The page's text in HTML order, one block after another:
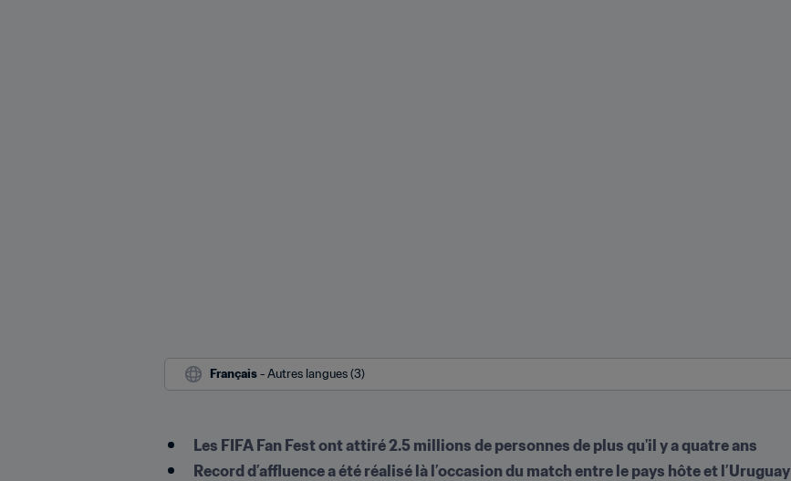
Français - Autres langues (3)
​Les FIFA Fan Fest ont attiré 2.5 millions de personnes de plus qu'il y a quatre ans
Record d’affluence a été réalisé là l’occasion du match entre le pays hôte et l’Uruguay